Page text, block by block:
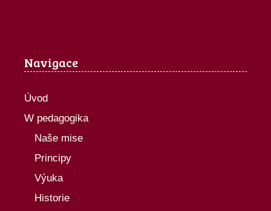
Navigace
Úvod
W pedagogika
Naše mise
Principy
Výuka
Historie